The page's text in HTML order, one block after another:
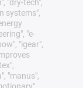
"dry-tech",
systems",
"e-
"igear",
"manus",